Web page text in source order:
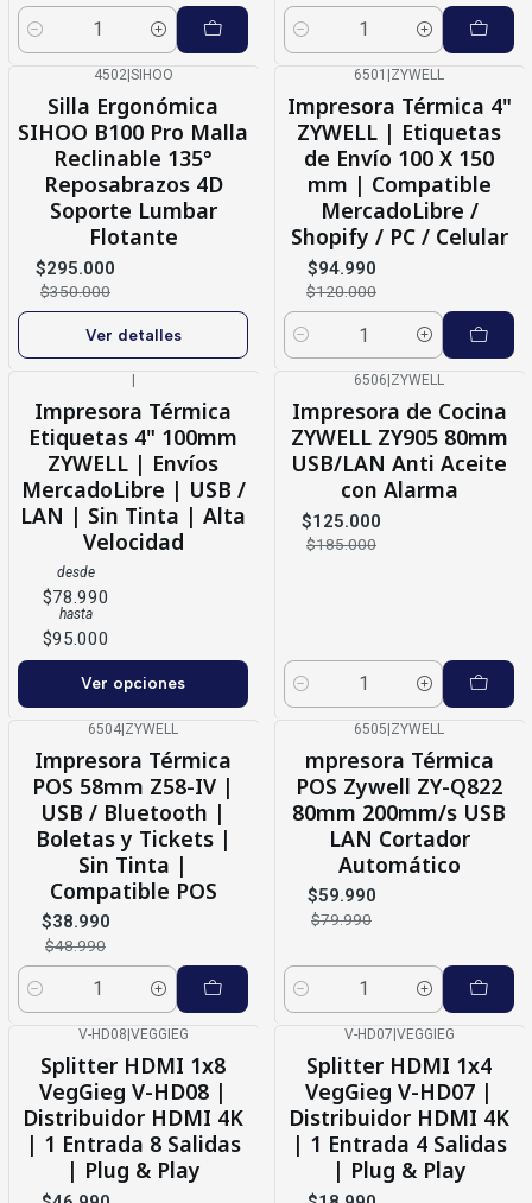
Cantidad Cantidad
No disponible
4502| SIHOO
Silla Ergonómica
SIHOO B100 Pro Malla
Reclinable 135°
Reposabrazos 4D
Soporte Lumbar
Flotante
$295.000
$350.000
Ver detalles
6501 ZYWELL
Impresora Térmica 4"
ZYWELL | Etiquetas
de Envío 100 X 150
mm | Compatible
MercadoLibre /
Shopify / PC / Celular
$94.990
$120.000
Cantidad
Impresora Térmica
Etiquetas 4" 100mm
ZYWELL | Envíos
MercadoLibre | USB /
LAN | Sin Tinta | Alta
Velocidad
desde
$78.990
hasta
$95.000
Ver opciones
6506 ZYWELL
Impresora de Cocina
ZYWELL ZY905 80mm
USB/LAN Anti Aceite
con Alarma
$125.000
$185.000
Cantidad
6504|ZYWELL
Impresora Térmica
POS 58mm Z58-IV |
USB / Bluetooth |
Boletas y Tickets |
Sin Tinta |
Compatible POS
$38.990
$48.990
Cantidad
6505|ZYWELL
mpresora Térmica
POS Zywell ZY-Q822
80mm 200mm/s USB
LAN Cortador
Automático
$59.990
$79.990
Cantidad
V-HD08 VEGGIEG
Splitter HDMI 1x8
VegGieg V-HD08 |
Distribuidor HDMI 4K
| 1 Entrada 8 Salidas
| Plug & Play
Agotado
V-HD07 VEGGIEG
Splitter HDMI 1x4
VegGieg V-HD07 |
Distribuidor HDMI 4K
| 1 Entrada 4 Salidas
| Plug & Play